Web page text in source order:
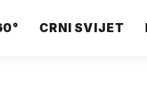
CRNI SVIJET